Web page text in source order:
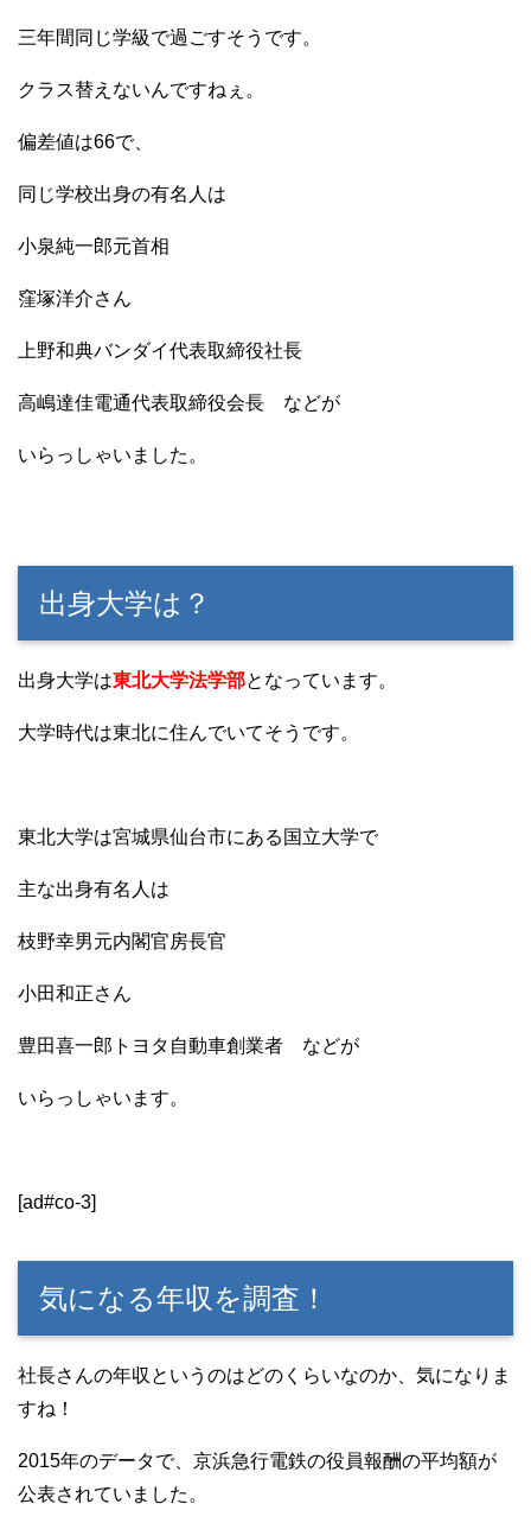
三年間同じ学級で過ごすそうです。
クラス替えないんですねぇ。
偏差値は66で、
同じ学校出身の有名人は
小泉純一郎元首相
窪塚洋介さん
上野和典バンダイ代表取締役社長
高嶋達佳電通代表取締役会長 などが
いらっしゃいました。
出身大学は？
出身大学は東北大学法学部となっています。
大学時代は東北に住んでいてそうです。
東北大学は宮城県仙台市にある国立大学で
主な出身有名人は
枝野幸男元内閣官房長官
小田和正さん
豊田喜一郎トヨタ自動車創業者 などが
いらっしゃいます。
[ad#co-3]
気になる年収を調査！
社長さんの年収というのはどのくらいなのか、気になりま
すね！
2015年のデータで、京浜急行電鉄の役員報酬の平均額が
公表されていました。